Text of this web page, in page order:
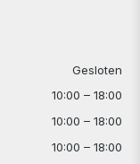
Gesloten
10:00 – 18:00
10:00 – 18:00
10:00 – 18:00